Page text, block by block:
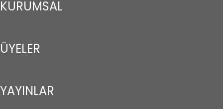
KURUMSAL
ÜYELER
YAYINLAR